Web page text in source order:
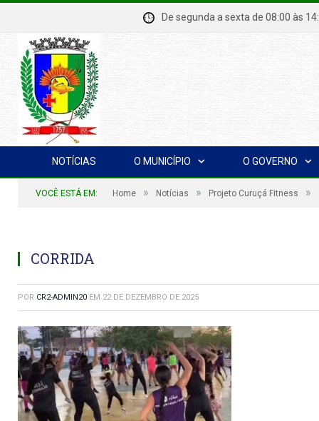
De segunda a sexta de 08:00
NOTÍCIAS O MUNICÍPIO O GOVERNO
VOCÊ ESTÁ EM: Home » Notícias » Projeto Curuçá Fitness »
CORRIDA
POR CR2-ADMIN20 EM 22 DE DEZEMBRO DE 2025